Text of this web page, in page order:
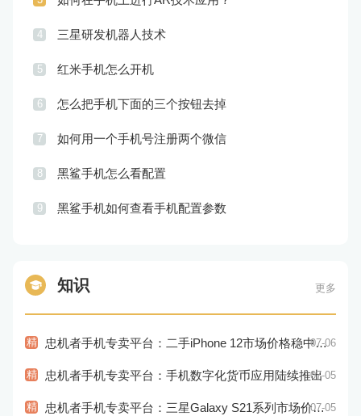
4 三星研发机器人技术
5 红米手机怎么开机
6 怎么把手机下面的三个按钮去掉
7 如何用一个手机号注册两个微信
8 黑鲨手机怎么看配置
9 黑鲨手机如何查看手机配置参数
知识 更多
精 忠机者手机专卖平台：二手iPhone 12市场价格稳中有升07-06
精 忠机者手机专卖平台：手机数字化货币应用陆续推出07-05
精 忠机者手机专卖平台：三星Galaxy S21系列市场价格持续下跌07-05